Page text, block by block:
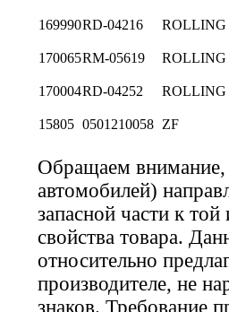
169990RD-04216 ROLLING
170065RM-05619 ROLLING
170004RD-04252 ROLLING
15805 0501210058 ZF
Обращаем
автомобилей)
запасной части к
свойства товара.
относительно
производителе, не
знаков. Требование